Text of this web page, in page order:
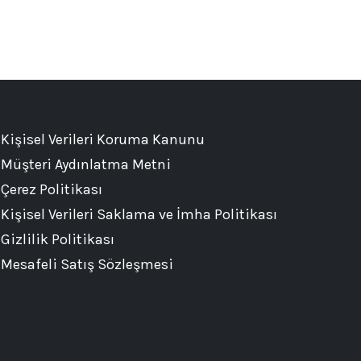
Kişisel Verileri Koruma Kanunu
Müşteri Aydınlatma Metni
Çerez Politikası
Kişisel Verileri Saklama ve İmha Politikası
Gizlilik Politikası
Mesafeli Satış Sözleşmesi